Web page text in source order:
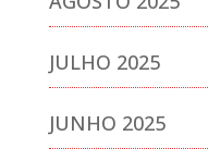
JULHO 2025
JUNHO 2025